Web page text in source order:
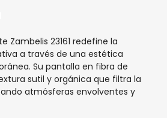
Zambelis 23161 redefine la
a través de una estética
Su pantalla en fibra de
sutil y orgánica que filtra la
atmósferas envolventes y